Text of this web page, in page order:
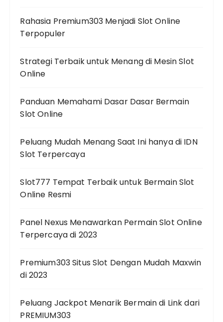
Rahasia Premium303 Menjadi Slot Online
Terpopuler
Strategi Terbaik untuk Menang di Mesin Slot
Online
Panduan Memahami Dasar Dasar Bermain
Slot Online
Peluang Mudah Menang Saat Ini hanya di IDN
Slot Terpercaya
Slot777 Tempat Terbaik untuk Bermain Slot
Online Resmi
Panel Nexus Menawarkan Permain Slot Online
Terpercaya di 2023
Premium303 Situs Slot Dengan Mudah Maxwin
di 2023
Peluang Jackpot Menarik Bermain di Link dari
PREMIUM303